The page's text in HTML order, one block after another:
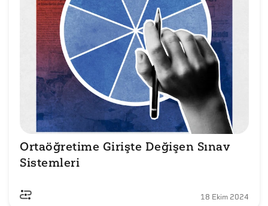
Ortaöğretime Girişte Değişen Sınav
Sistemleri
18 Ekim 2024